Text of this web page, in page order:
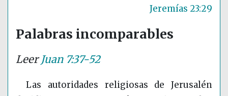
Jeremías 23:29
Palabras incomparables
LeerJuan 7:37-52
Las autoridades religiosas de Jerusalén